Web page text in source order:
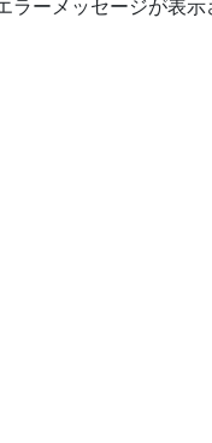
ーメッセージが表示